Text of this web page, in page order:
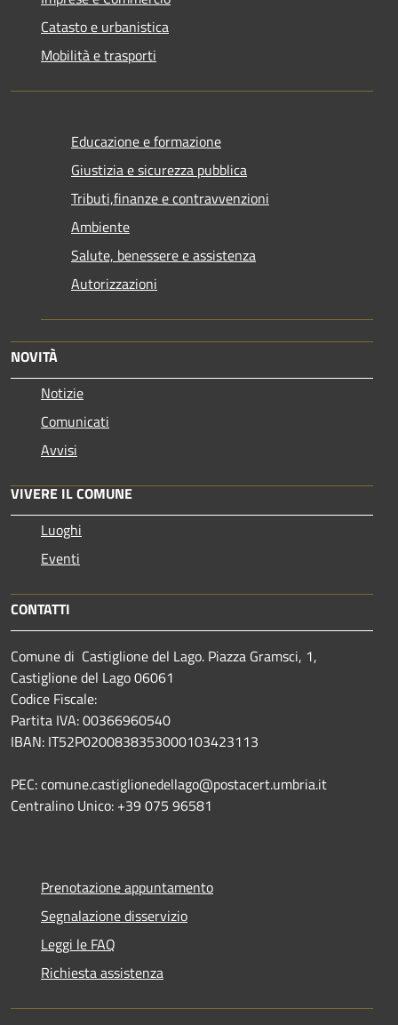
Catasto e urbanistica
Mobilità e trasporti
Educazione e formazione
Giustizia e sicurezza pubblica
Tributi,finanze e contravvenzioni
Ambiente
Salute, benessere e assistenza
Autorizzazioni
NOVITÀ
Notizie
Comunicati
Avvisi
VIVERE IL COMUNE
Luoghi
Eventi
CONTATTI
Comune di Castiglione del Lago. Piazza Gramsci, 1,
Castiglione del Lago 06061
Codice Fiscale:
Partita IVA: 00366960540
IBAN: IT52P0200838353000103423113
PEC: comune.castiglionedellago@postacert.umbria.it
Centralino Unico: +39 075 96581
Prenotazione appuntamento
Segnalazione disservizio
Leggi le FAQ
Richiesta assistenza